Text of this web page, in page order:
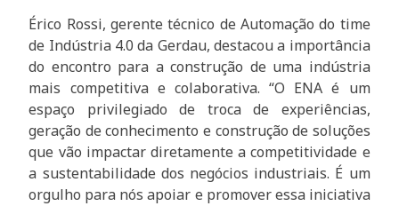
Érico Rossi, gerente técnico de Automação do time
de Indústria 4.0 da Gerdau, destacou a importância
do encontro para a construção de uma indústria
mais competitiva e colaborativa. “O ENA é um
espaço privilegiado de troca de experiências,
geração de conhecimento e construção de soluções
que vão impactar diretamente a competitividade e
a sustentabilidade dos negócios industriais. É um
orgulho para nós apoiar e promover essa iniciativa